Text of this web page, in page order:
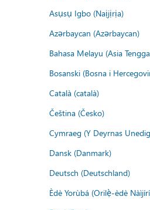
Asụsụ Igbo (Naịjịrịa)
Azərbaycan (Azərbaycan)
Bahasa Melayu (Asia
Bosanski (Bosna i
Català (català)
Čeština (Česko)
Cymraeg (Y Deyrnas
Dansk (Danmark)
Deutsch (Deutschland)
Èdè Yorùbá (Orilẹ̀-èdè